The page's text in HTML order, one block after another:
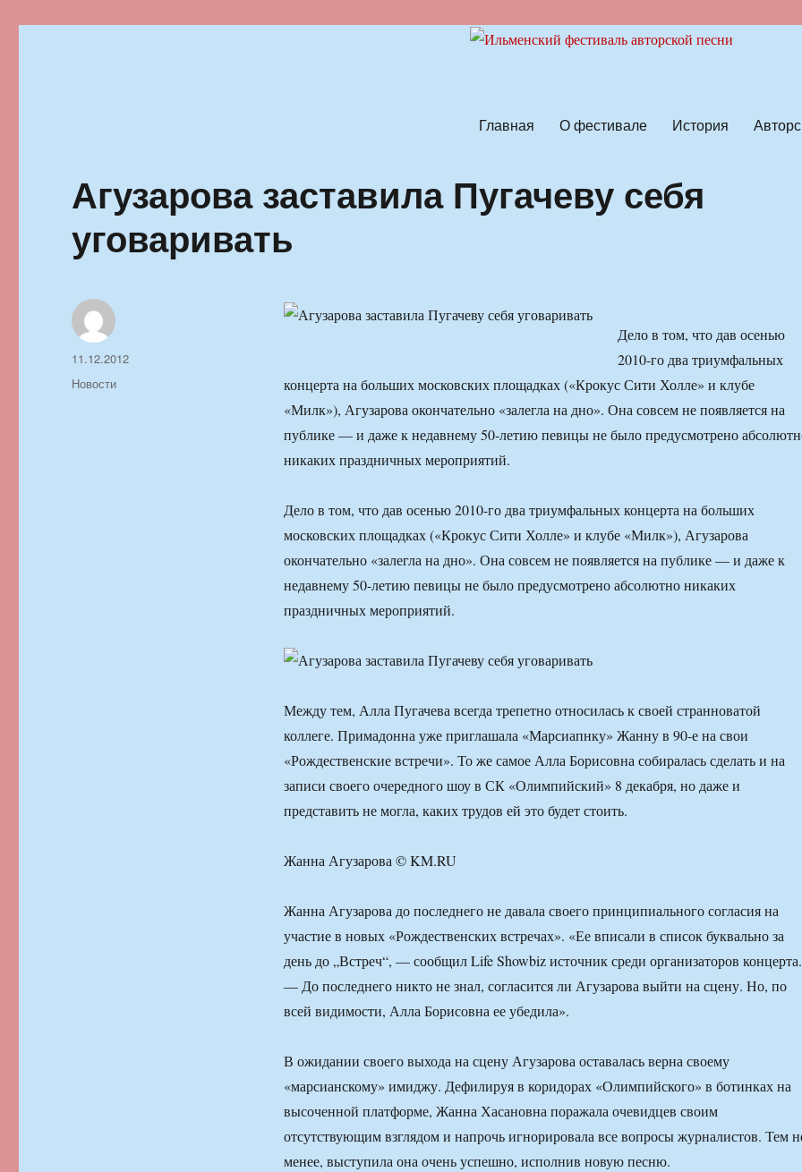
Главная О фестивале История
Агузарова заставила Пугачеву себя
уговаривать
Дело в том, что дав осенью
2010-го два триумфальных
концерта на больших московских площадках («Крокус Сити Холле» и клубе
«Милк»), Агузарова окончательно «залегла на дно». Она совсем не появляется на
публике — и даже к недавнему 50-летию певицы не было предусмотрено
никаких праздничных мероприятий.
Дело в том, что дав осенью 2010-го два триумфальных концерта на больших
московских площадках («Крокус Сити Холле» и клубе «Милк»), Агузарова
окончательно «залегла на дно». Она совсем не появляется на публике — и даже к
недавнему 50-летию певицы не было предусмотрено абсолютно никаких
праздничных мероприятий.
Между тем, Алла Пугачева всегда трепетно относилась к своей странноватой
коллеге. Примадонна уже приглашала «Марсиапнку» Жанну в 90-е на свои
«Рождественские встречи». То же самое Алла Борисовна собиралась сделать и на
записи своего очередного шоу в СК «Олимпийский» 8 декабря, но даже и
представить не могла, каких трудов ей это будет стоить.
Жанна Агузарова © KM.RU
Жанна Агузарова до последнего не давала своего принципиального согласия на
участие в новых «Рождественских встречах». «Ее вписали в список буквально за
день до „Встреч“, — сообщил Life Showbiz источник среди организаторов концерта.
— До последнего никто не знал, согласится ли Агузарова выйти на сцену. Но, по
всей видимости, Алла Борисовна ее убедила».
В ожидании своего выхода на сцену Агузарова оставалась верна своему
«марсианскому» имиджу. Дефилируя в коридорах «Олимпийского» в ботинках на
высоченной платформе, Жанна Хасановна поражала очевидцев своим
отсутствующим взглядом и напрочь игнорировала все вопросы журналистов. Тем
менее, выступила она очень успешно, исполнив новую песню.
Автор
Опубликовано
11.12.2012
Рубрики
Новости